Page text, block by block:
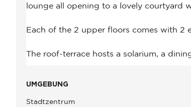
UMGEBUNG
Stadtzentrum